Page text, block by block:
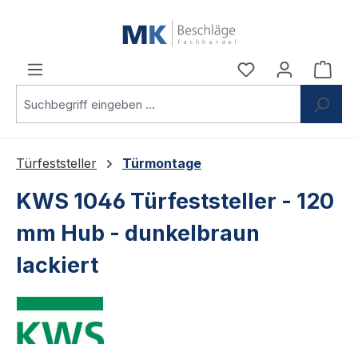
Du hast 0
Türfeststeller Türmontage
KWS 1046 Türfeststeller - 120
mm Hub - dunkelbraun
lackiert